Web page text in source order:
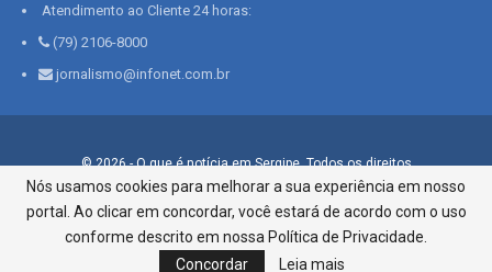
Atendimento ao Cliente 24 horas:
(79) 2106-8000
jornalismo@infonet.com.br
© 2026 - O que é notícia em Sergipe. Todos os direitos
reservados.
Infonet - Rua Monsenhor Silveira 276, Bairro São José |
Aracaju-SE, CEP 49015-030, Fone: 79.2106.8000 - CI Centro de
Informações LTDA
Nós usamos cookies para melhorar a sua experiência em nosso
portal. Ao clicar em concordar, você estará de acordo com o uso
conforme descrito em nossa Política de Privacidade.
Concordar
Leia mais